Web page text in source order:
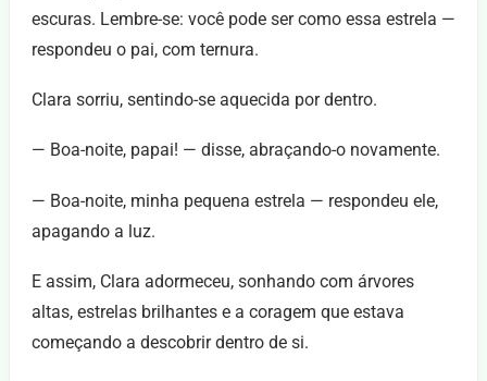
escuras. Lembre-se: você pode ser como essa estrela —
respondeu o pai, com ternura.
Clara sorriu, sentindo-se aquecida por dentro.
— Boa-noite, papai! — disse, abraçando-o novamente.
— Boa-noite, minha pequena estrela — respondeu ele,
apagando a luz.
E assim, Clara adormeceu, sonhando com árvores
altas, estrelas brilhantes e a coragem que estava
começando a descobrir dentro de si.